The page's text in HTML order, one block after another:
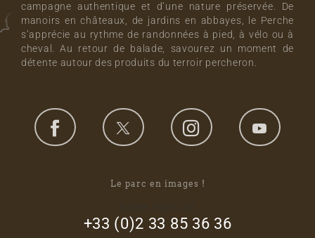
campagne authentique et d’une nature préservée. De
manoirs en châteaux, de jardins en abbayes, le Perche
s’apprécie au rythme de randonnées à pied, à vélo ou à
cheval. Au retour de balade, savourez un moment de
détente autour des produits du terroir percheron.
Le parc en images !
+33 (0)2 33 85 36 36